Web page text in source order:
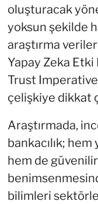
oluşturacak
yoksun şekilde
araştırma
Yapay Zeka Etki
Trust
çelişkiye dikkat
Araştırmada,
bankacılık;
hem de
bilimleri